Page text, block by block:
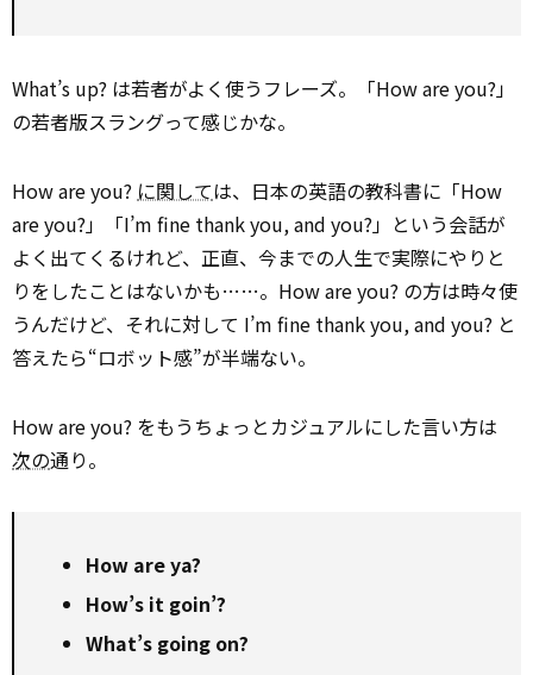
What’s up? は若者がよく使うフレーズ。「How are you?」
の若者版スラングって感じかな。
How are you? に関しては、日本の英語の教科書に「How
are you?」「I’m fine thank you, and you?」という会話が
よく出てくるけれど、正直、今までの人生で実際にやりと
りをしたことはないかも……。How are you? の方は時々使
うんだけど、それに対して I’m fine thank you, and you? と
答えたら“ロボット感”が半端ない。
How are you? をもうちょっとカジュアルにした言い方は
次の通り。
How are ya?
How’s it goin’?
What’s going on?